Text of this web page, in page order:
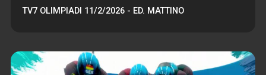
TV7 OLIMPIADI 11/2/2026 - ED. MATTINO